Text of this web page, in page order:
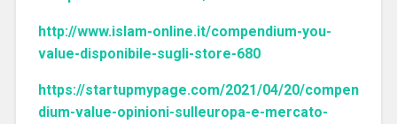
http://www.islam-online.it/compendium-you-
value-disponibile-sugli-store-680
https://startupmypage.com/2021/04/20/compen
dium-value-opinioni-sulleuropa-e-mercato-